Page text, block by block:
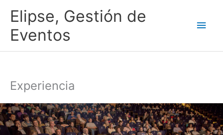
contenido
Elipse, Gestión de
Eventos
Experiencia